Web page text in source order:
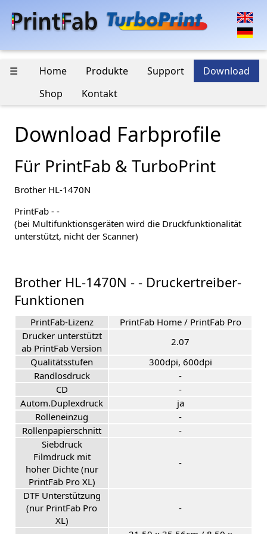
☰ Home Produkte Support
Download
Shop
Kontakt
Download Farbprofile
Für PrintFab & TurboPrint
Brother HL-1470N
PrintFab - -
(bei Multifunktionsgeräten wird die Druckfunktionalität
unterstützt, nicht der Scanner)
Brother HL-1470N - - Druckertreiber-
Funktionen
PrintFab-Lizenz
PrintFab Home / PrintFab Pro
Drucker unterstützt
ab PrintFab Version
2.07
Qualitätsstufen
300dpi, 600dpi
Randlosdruck
-
CD
-
Autom.Duplexdruck
ja
Rolleneinzug
-
Rollenpapierschnitt
-
Siebdruck
Filmdruck mit
hoher Dichte (nur
PrintFab Pro XL)
-
DTF Unterstützung
(nur PrintFab Pro
XL)
-